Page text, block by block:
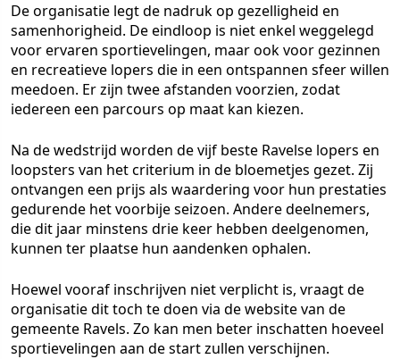
De organisatie legt de nadruk op gezelligheid en
samenhorigheid. De eindloop is niet enkel weggelegd
voor ervaren sportievelingen, maar ook voor gezinnen
en recreatieve lopers die in een ontspannen sfeer willen
meedoen. Er zijn twee afstanden voorzien, zodat
iedereen een parcours op maat kan kiezen.
Na de wedstrijd worden de vijf beste Ravelse lopers en
loopsters van het criterium in de bloemetjes gezet. Zij
ontvangen een prijs als waardering voor hun prestaties
gedurende het voorbije seizoen. Andere deelnemers,
die dit jaar minstens drie keer hebben deelgenomen,
kunnen ter plaatse hun aandenken ophalen.
Hoewel vooraf inschrijven niet verplicht is, vraagt de
organisatie dit toch te doen via de website van de
gemeente Ravels. Zo kan men beter inschatten hoeveel
sportievelingen aan de start zullen verschijnen.